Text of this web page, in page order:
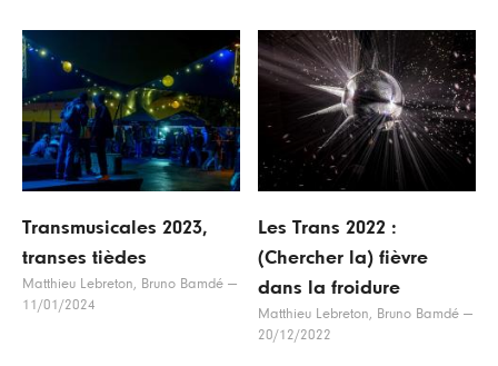
Transmusicales 2023,
transes tièdes
Matthieu Lebreton, Bruno Bamdé —
11/01/2024
Les Trans 2022 :
(Chercher la) fièvre
dans la froidure
Matthieu Lebreton, Bruno Bamdé —
20/12/2022